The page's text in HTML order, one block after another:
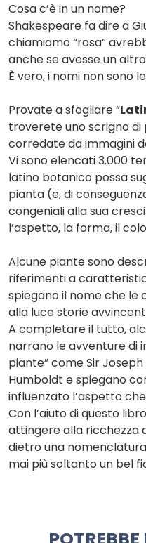
Cosa c’è in un nome?
Shakespeare fa dire a
chiamiamo “rosa”
anche se avesse un
È vero, i nomi non sono
Provate a sfogliare “
troverete uno scrigno di
corredate da immagini
Vi sono elencati 3.000
latino botanico possa
pianta (e, di
congeniali alla sua
l’aspetto, la forma, il
Alcune piante sono
riferimenti a
spiegano il nome che le
alla luce storie
A completare il tutto,
narrano le avventure di
piante” come Sir
Humboldt e spiegano
influenzato l’aspetto
Con l’aiuto di questo
attingere alla ricchezza
dietro una
mai più soltanto un bel